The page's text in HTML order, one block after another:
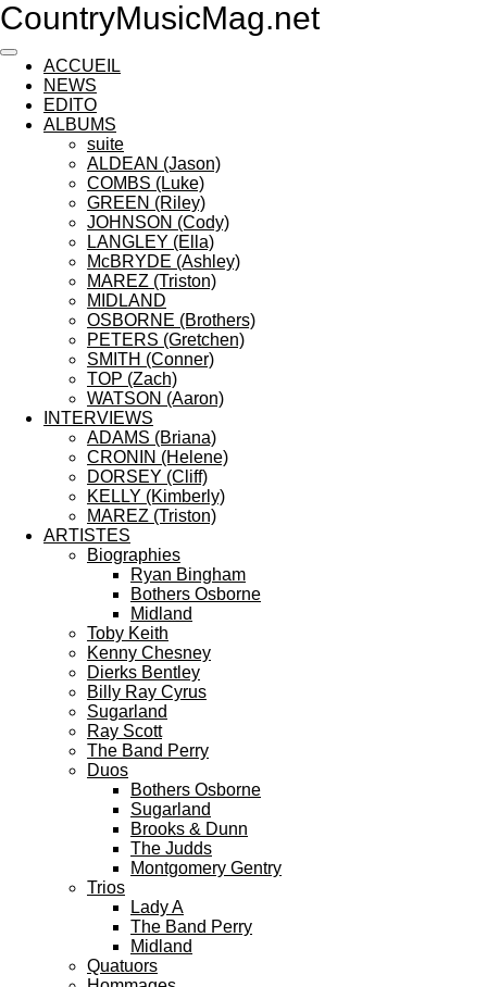
Passer
contenu
principal
CountryMusicMag.net
ACCUEIL
NEWS
EDITO
ALBUMS
suite
ALDEAN (Jason)
COMBS (Luke)
GREEN (Riley)
JOHNSON (Cody)
LANGLEY (Ella)
McBRYDE (Ashley)
MAREZ (Triston)
MIDLAND
OSBORNE (Brothers)
PETERS (Gretchen)
SMITH (Conner)
TOP (Zach)
WATSON (Aaron)
INTERVIEWS
ADAMS (Briana)
CRONIN (Helene)
DORSEY (Cliff)
KELLY (Kimberly)
MAREZ (Triston)
ARTISTES
Biographies
Ryan Bingham
Bothers Osborne
Midland
Toby Keith
Kenny Chesney
Dierks Bentley
Billy Ray Cyrus
Sugarland
Ray Scott
The Band Perry
Duos
Bothers Osborne
Sugarland
Brooks & Dunn
The Judds
Montgomery Gentry
Trios
Lady A
The Band Perry
Midland
Quatuors